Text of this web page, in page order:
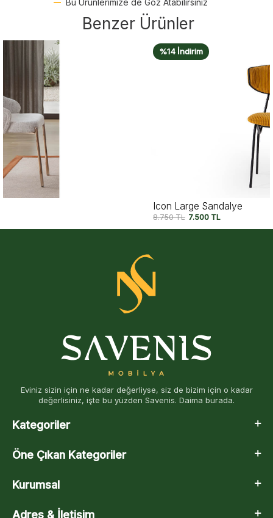
Benzer Ürünler
%14 İndirim
Eviniz sizin için ne kadar değerliyse, siz de bizim için o kadar
değerlisiniz, işte bu yüzden Savenis. Daima burada.
Kategoriler
Öne Çıkan Kategoriler
Kurumsal
Adres & İletişim